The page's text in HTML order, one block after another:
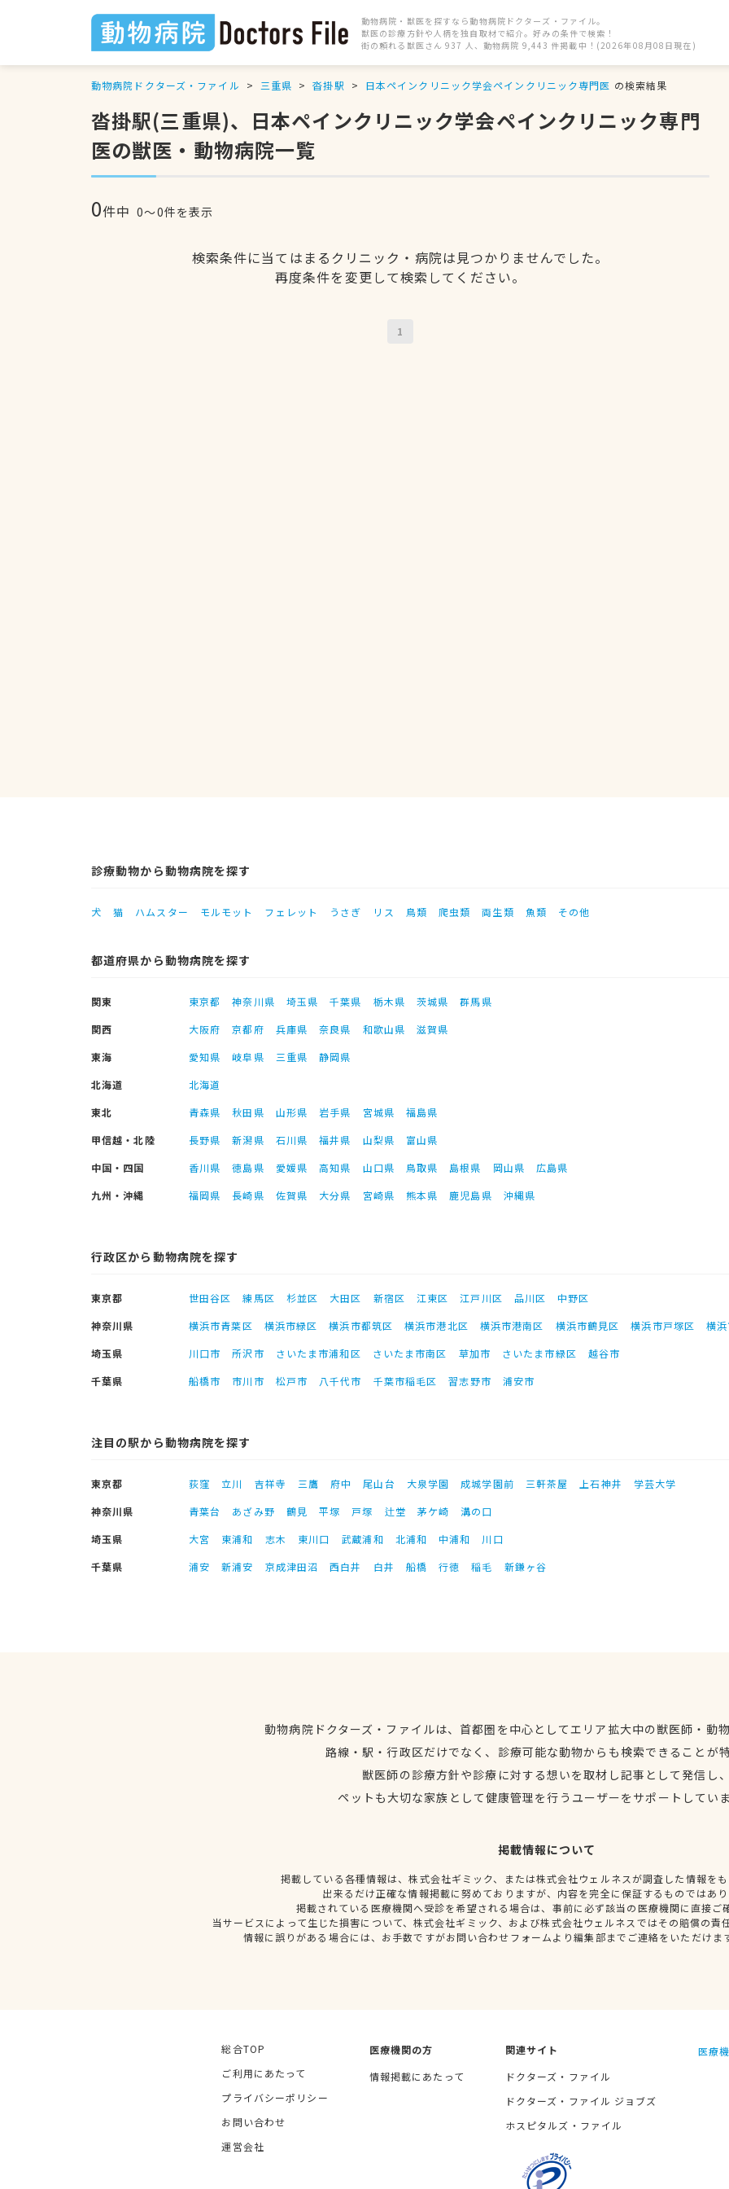
動物病院・獣医を探すなら動物病院ドクターズ・ファイル。
獣医の診療方針や人柄を独自取材で紹介。好みの条件で検索！
街の頼れる獣医さん 937 人、動物病院 9,443 件掲載中！(2026年08月08日現在)
動物病院ドクターズ・ファイル 三重県 沓掛駅 日本ペインクリニック学会ペインクリニック専門医 の検索結果
沓掛駅(三重県)、日本ペインクリニック学会ペインクリニック専門
医の獣医・動物病院一覧
0件中 0〜0件を表示
検索条件に当てはまるクリニック・病院は見つかりませんでした。
再度条件を変更して検索してください。
1
診療動物から動物病院を探す
犬 猫 ハムスター モルモット フェレット うさぎ リス 鳥類 爬虫類 両生類 魚類 その他
都道府県から動物病院を探す
関東 東京都 神奈川県 埼玉県 千葉県 栃木県 茨城県
群馬県
関西
大阪府 京都府 兵庫県 奈良県 和歌山県
滋賀県
東海
愛知県 岐阜県 三重県
静岡県
北海道
北海道
東北
青森県 秋田県 山形県 岩手県 宮城県
福島県
甲信越・北陸
長野県 新潟県 石川県 福井県 山梨県
富山県
中国・四国
香川県 徳島県 愛媛県 高知県 山口県 鳥取県 島根県 岡山県
広島県
九州・沖縄
福岡県 長崎県 佐賀県 大分県 宮崎県 熊本県 鹿児島県 沖縄県
行政区から動物病院を探す
東京都 世田谷区 練馬区 杉並区 大田区 新宿区 江東区 江戸川区 品川区
中野区
神奈川県
横浜市青葉区 横浜市緑区 横浜市都筑区 横浜市港北区 横浜市港南区 横浜市鶴見区 横浜市戸塚区
横
埼玉県
川口市 所沢市 さいたま市浦和区 さいたま市南区 草加市 さいたま市緑区
越谷市
千葉県
船橋市 市川市 松戸市 八千代市 千葉市稲毛区 習志野市 浦安市
注目の駅から動物病院を探す
東京都 荻窪 立川 吉祥寺 三鷹 府中 尾山台 大泉学園 成城学園前 三軒茶屋 上石神井
学芸大学
神奈川県
青葉台 あざみ野 鶴見 平塚 戸塚 辻堂 茅ケ崎
溝の口
埼玉県
大宮 東浦和 志木 東川口 武蔵浦和 北浦和 中浦和
川口
千葉県
浦安 新浦安 京成津田沼 西白井 白井 船橋 行徳 稲毛 新鎌ヶ谷
動物病院ドクターズ・ファイルは、首都圏を中心としてエリア拡大中の獣医師・動
路線・駅・行政区だけでなく、診療可能な動物からも検索できることが
獣医師の診療方針や診療に対する想いを取材し記事として発信し
ペットも大切な家族として健康管理を行うユーザーをサポートしてい
掲載情報について
掲載している各種情報は、株式会社ギミック、または株式会社ウェルネスが調査した情報を
出来るだけ正確な情報掲載に努めておりますが、内容を完全に保証するものではあ
掲載されている医療機関へ受診を希望される場合は、事前に必ず該当の医療機関に直接ご
当サービスによって生じた損害について、株式会社ギミック、および株式会社ウェルネスではその賠償の責
情報に誤りがある場合には、お手数ですがお問い合わせフォームより編集部までご連絡をいただけま
総合TOP
ご利用にあたって
プライバシーポリシー
お問い合わせ
運営会社
医療機関の方
情報掲載にあたって
関連サイト
ドクターズ・ファイル
ドクターズ・ファイル ジョブズ
ホスピタルズ・ファイル
医療